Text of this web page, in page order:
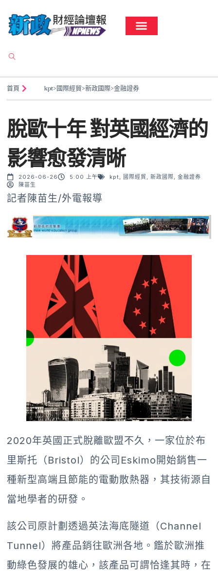
首頁 kpt>國際經貿>新政國際>金融證券
脫歐十年 對英國經濟的
影響愈發清晰
2026-06-26 5:00 上午 kpt 國際經貿 新政國際
金融證券
陳苗生
記者陳苗生/外電報導
2020年英國正式脫離歐盟不久，一家位於布
里斯托（Bristol）的公司Eskimo開始銷售一
種新型高端且節能的電動散熱器，其技術源自
當地學者的研發。
該公司原計劃透過英法海底隧道（Channel
Tunnel）將產品銷往歐洲各地。鑑於歐洲推
動綠色發展的雄心，該產品可謂恰逢其時，在